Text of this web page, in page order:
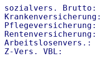
sozialvers. Brutto:
Arbeitslosenvers.:
Z-Vers. VBL: